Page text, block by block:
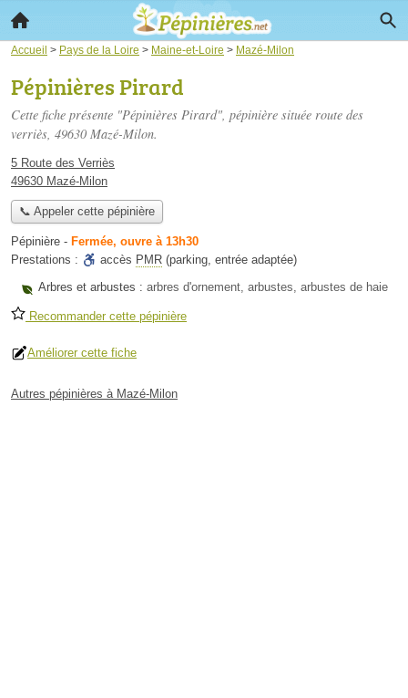
Accueil > Pays de la Loire > Maine-et-Loire > Mazé-Milon
Pépinières Pirard
Cette fiche présente "Pépinières Pirard", pépinière située route des
verriès, 49630 Mazé-Milon.
5 Route des Verriès
49630 Mazé-Milon
📞 Appeler cette pépinière
Pépinière - Fermée, ouvre à 13h30
Prestations :
accès PMR (parking, entrée adaptée)
Arbres et arbustes : arbres d'ornement, arbustes, arbustes de haie
Recommander cette pépinière
Améliorer cette fiche
Autres pépinières à Mazé-Milon